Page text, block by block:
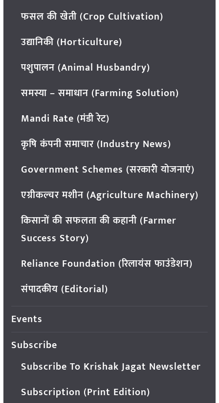
फसल की खेती (Crop Cultivation)
उद्यानिकी (Horticulture)
पशुपालन (Animal Husbandry)
समस्या – समाधान (Farming Solution)
Mandi Rate (मंडी रेट)
कृषि कंपनी समाचार (Industry News)
Government Schemes (सरकारी योजनाएं)
एग्रीकल्चर मशीन (Agriculture Machinery)
किसानों की सफलता की कहानी (Farmer
Success Story)
Reliance Foundation (रिलायंस फाउंडेशन)
संपादकीय (Editorial)
Events
Subscribe
Subscribe To Krishak Jagat Newsletter
Subscription (Print Edition)